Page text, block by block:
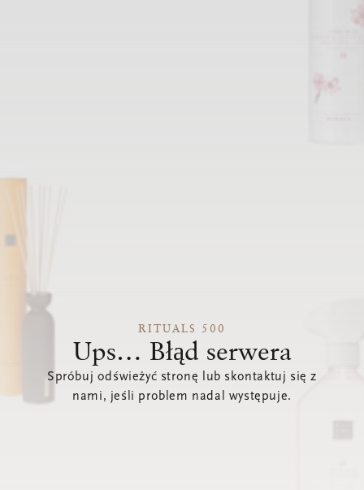
RITUALS 500
Ups… Błąd serwera
Spróbuj odświeżyć stronę lub skontaktuj się z
nami, jeśli problem nadal występuje.